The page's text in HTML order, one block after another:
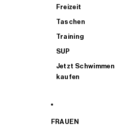
Freizeit
Taschen
Training
SUP
Jetzt Schwimmen
kaufen
FRAUEN